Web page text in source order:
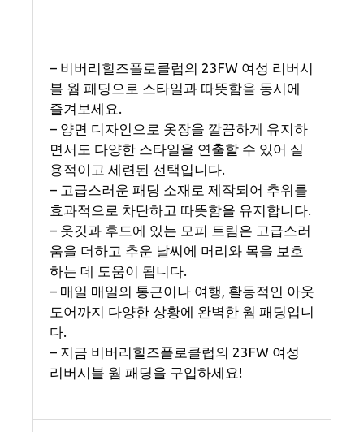
– 비버리힐즈폴로클럽의 23FW 여성 리버시
블 웜 패딩으로 스타일과 따뜻함을 동시에
즐겨보세요.
– 양면 디자인으로 옷장을 깔끔하게 유지하
면서도 다양한 스타일을 연출할 수 있어 실
용적이고 세련된 선택입니다.
– 고급스러운 패딩 소재로 제작되어 추위를
효과적으로 차단하고 따뜻함을 유지합니다.
– 옷깃과 후드에 있는 모피 트림은 고급스러
움을 더하고 추운 날씨에 머리와 목을 보호
하는 데 도움이 됩니다.
– 매일 매일의 통근이나 여행, 활동적인 아웃
도어까지 다양한 상황에 완벽한 웜 패딩입니
다.
– 지금 비버리힐즈폴로클럽의 23FW 여성
리버시블 웜 패딩을 구입하세요!